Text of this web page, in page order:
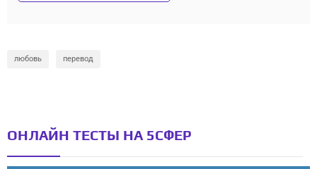
любовь перевод
ОНЛАЙН ТЕСТЫ НА 5СФЕР